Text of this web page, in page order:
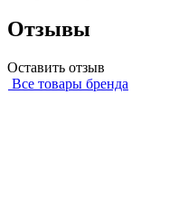
Отзывы
Оставить отзыв
Все товары бренда